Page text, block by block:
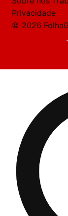
Privacidade
© 2026